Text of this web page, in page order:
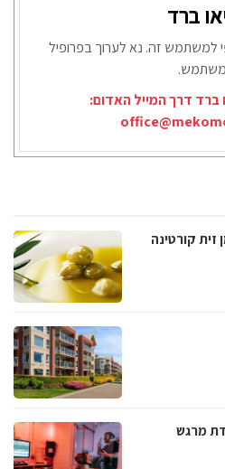
ברד
למשתמש זה. נא לערוך בפרופיל
משתמש.
ברד דרך המייל האדום:
זית קורטינה
מרגש